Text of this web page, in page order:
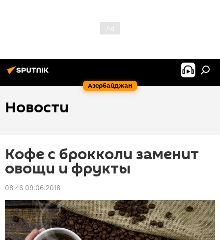
Азербайджан
Новости
Кофе с брокколи заменит
овощи и фрукты
08:46 09.06.2018